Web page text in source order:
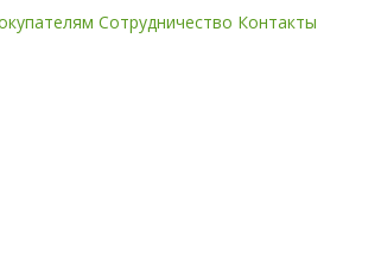
Сотрудничество Контакты